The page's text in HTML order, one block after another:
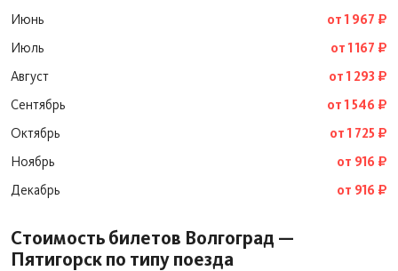
Июнь
от 1 967 ₽
Июль
от 1 167 ₽
Август
от 1 293 ₽
Сентябрь
от 1 546 ₽
Октябрь
от 1 725 ₽
Ноябрь
от 916 ₽
Декабрь
от 916 ₽
Стоимость билетов Волгоград —
Пятигорск по типу поезда